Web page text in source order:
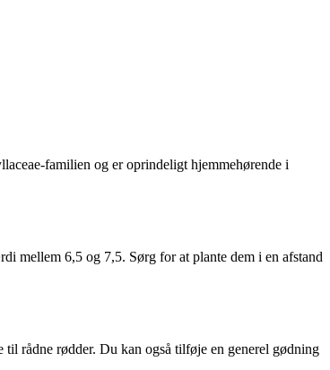
familien og er oprindeligt hjemmehørende i
mellem 6,5 og 7,5. Sørg for at plante dem i en afstand
rådne rødder. Du kan også tilføje en generel gødning